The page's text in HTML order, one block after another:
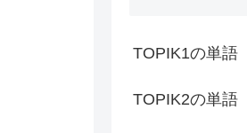
TOPIK1の単語
TOPIK2の単語